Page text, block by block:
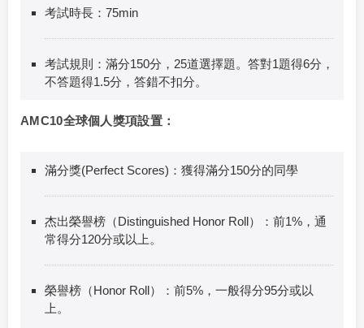
考試時長：75min
考試規則：滿分150分，25道選擇題。答對1題得6分，
不答題得1.5分，答錯不扣分。
AMC10全球個人獎項設置：
滿分獎(Perfect Scores)：獲得滿分150分的同學
杰出榮譽榜（Distinguished Honor Roll）：前1%，通
常得分120分或以上。
榮譽榜（Honor Roll）：前5%，一般得分95分或以
上。